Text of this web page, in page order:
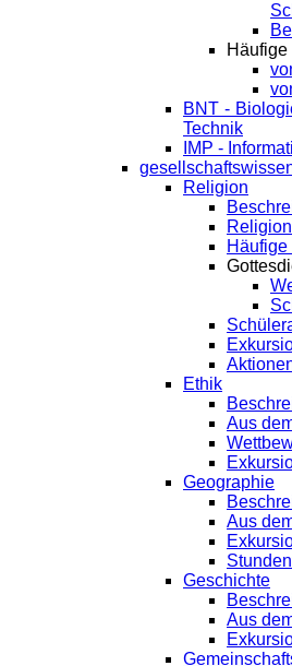
Häufige
BNT -
Technik
IMP -
Religion
Häufige
Ethik
Aus
Geographie
Aus
Geschichte
Aus